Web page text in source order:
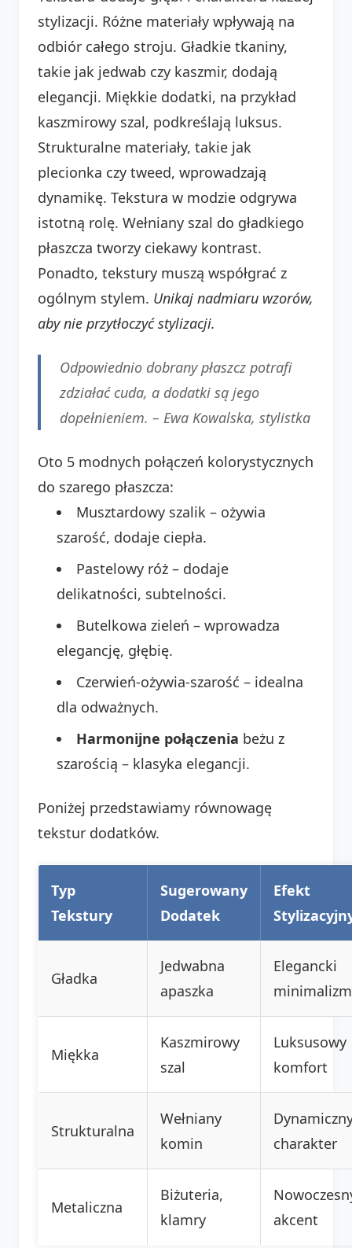
stylizacji. Różne materiały wpływają na
odbiór całego stroju. Gładkie tkaniny,
takie jak jedwab czy kaszmir, dodają
elegancji. Miękkie dodatki, na przykład
kaszmirowy szal, podkreślają luksus.
Strukturalne materiały, takie jak
plecionka czy tweed, wprowadzają
dynamikę. Tekstura w modzie odgrywa
istotną rolę. Wełniany szal do gładkiego
płaszcza tworzy ciekawy kontrast.
Ponadto, tekstury muszą współgrać z
ogólnym stylem. Unikaj nadmiaru wzorów,
aby nie przytłoczyć stylizacji.
Odpowiednio dobrany płaszcz potrafi
zdziałać cuda, a dodatki są jego
dopełnieniem. – Ewa Kowalska, stylistka
Oto 5 modnych połączeń kolorystycznych
do szarego płaszcza:
Musztardowy szalik – ożywia
szarość, dodaje ciepła.
Pastelowy róż – dodaje
delikatności, subtelności.
Butelkowa zieleń – wprowadza
elegancję, głębię.
Czerwień-ożywia-szarość – idealna
dla odważnych.
Harmonijne połączenia beżu z
szarością – klasyka elegancji.
Poniżej przedstawiamy równowagę
tekstur dodatków.
Typ
Tekstury
Sugerowany
Dodatek
Efekt
Gładka
Jedwabna
apaszka
Elegancki
minimalizm
Miękka
Kaszmirowy
szal
Luksusowy
komfort
Strukturalna
Wełniany
komin
charakter
Metaliczna
Biżuteria,
klamry
akcent